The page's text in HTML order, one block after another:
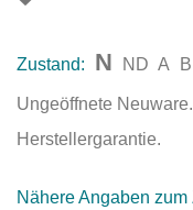
Zustand: N ND A B
Ungeöffnete
Herstellergarantie.
Nähere Angaben zum